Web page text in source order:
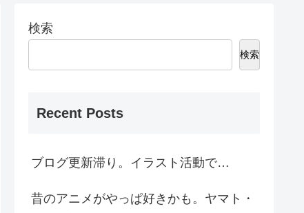
検索
検索
Recent Posts
ブログ更新滞り。イラスト活動で…
昔のアニメがやっぱ好きかも。ヤマト・